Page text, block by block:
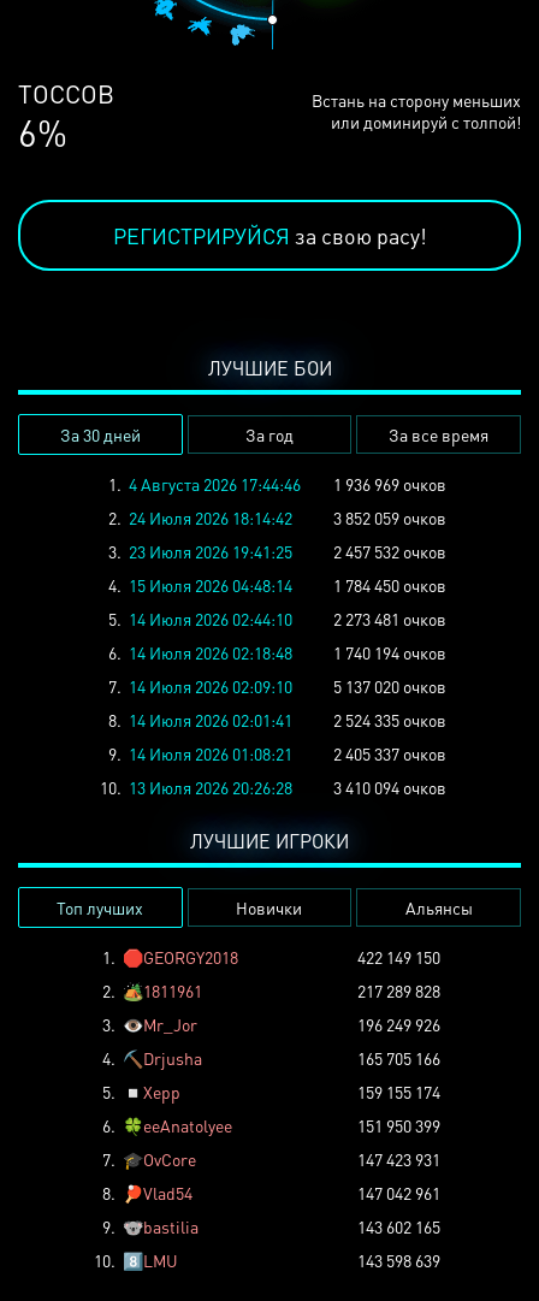
ЛЮДЕЙ
68%
Встань на сторону меньших
или доминируй с толпой!
РЕГИСТРИРУЙСЯ за свою расу!
ЛУЧШИЕ БОИ
За 30 дней За год За все время
1. 4 Августа 2026 17:44:46
1 936 969 очков
2. 24 Июля 2026 18:14:42
3 852 059 очков
3. 23 Июля 2026 19:41:25
2 457 532 очков
4. 15 Июля 2026 04:48:14
1 784 450 очков
5. 14 Июля 2026 02:44:10
2 273 481 очков
6. 14 Июля 2026 02:18:48
1 740 194 очков
7. 14 Июля 2026 02:09:10
5 137 020 очков
8. 14 Июля 2026 02:01:41
2 524 335 очков
9. 14 Июля 2026 01:08:21
2 405 337 очков
10. 13 Июля 2026 20:26:28 3 410 094 очков
ЛУЧШИЕ ИГРОКИ
Топ лучших Новички Альянсы
1. 🛑GEORGY2018
422 149 150
2. 🏕️1811961
217 289 828
3. 👁️Mr_Jor
196 249 926
4. ⛏️ Drjusha
165 705 166
5.
◽ Xepp
159 155 174
6. 🍀eeAnatolyee
151 950 399
7. 🎓OvCore
147 423 931
8.
🏓Vlad54
147 042 961
9. 🐨bastilia
143 602 165
10. 8️⃣LMU 143 598 639